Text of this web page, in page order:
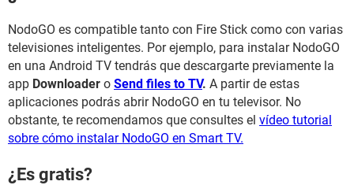
NodoGO es compatible tanto con Fire Stick como con varias
televisiones inteligentes. Por ejemplo, para instalar NodoGO
en una Android TV tendrás que descargarte previamente la
app Downloader o Send files to TV. A partir de estas
aplicaciones podrás abrir NodoGO en tu televisor. No
obstante, te recomendamos que consultes el vídeo tutorial
sobre cómo instalar NodoGO en Smart TV.
¿Es gratis?